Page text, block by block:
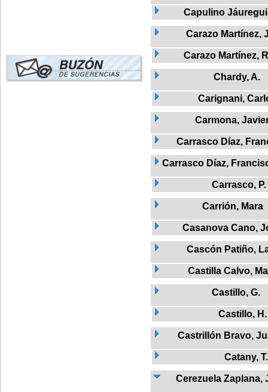
Capulino
Carazo Martínez,
Carazo Martínez,
Chardy, A.
Carignani,
Carmona,
Carrasco Díaz,
Carrasco Díaz,
Carrasco, P.
Carrión, Mara
Casanova Cano,
Cascón Patiño,
Castilla Calvo,
Castillo, G.
Castillo, H.
Castrillón Bravo,
Catany, T.
Cerezuela Zaplana,